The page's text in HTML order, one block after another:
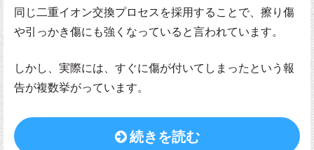
同じ二重イオン交換プロセスを採用することで、擦り傷
や引っかき傷にも強くなっていると言われています。
しかし、実際には、すぐに傷が付いてしまったという報
告が複数挙がっています。
続きを読む